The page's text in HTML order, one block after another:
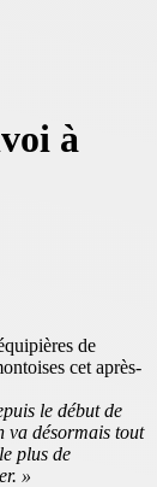
à
de
cet après-
le début de
va désormais tout
plus de
»